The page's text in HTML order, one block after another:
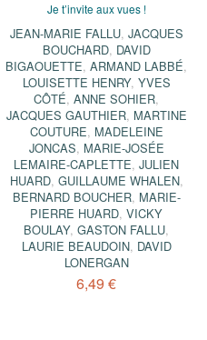
Je t’invite aux vues !
JEAN-MARIE FALLU, JACQUES
BOUCHARD, DAVID
BIGAOUETTE,ARMAND LABBÉ,
LOUISETTE HENRY, YVES
CÔTÉ,ANNE SOHIER,
JACQUES GAUTHIER, MARTINE
COUTURE, MADELEINE
JONCAS, MARIE-JOSÉE
LEMAIRE-CAPLETTE,JULIEN
HUARD, GUILLAUME WHALEN,
BERNARD BOUCHER, MARIE-
PIERRE HUARD,VICKY
BOULAY,GASTON FALLU,
LAURIE BEAUDOIN, DAVID
LONERGAN
6,49 €